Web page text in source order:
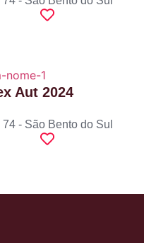
Aut 2024
- São Bento do Sul